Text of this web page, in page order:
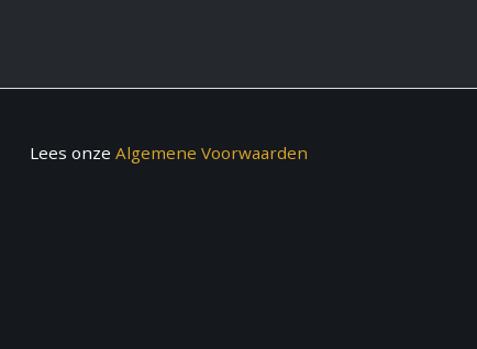
Lees onze Algemene Voorwaarden